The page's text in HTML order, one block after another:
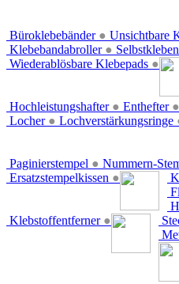
Büroklebebänder ● Unsichtbare
Klebebandabroller ●
Wiederablösbare Klebepads ●
Hochleistungshafter ● Enthefter ●
Locher ● Lochverstärkungsringe
Paginierstempel ● Nummern-
Ersatzstempelkissen ●
Klebstoffentferner ●